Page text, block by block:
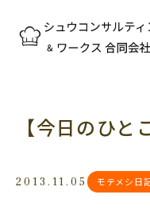
【今日のひと
2013.11.05 モテメシ日